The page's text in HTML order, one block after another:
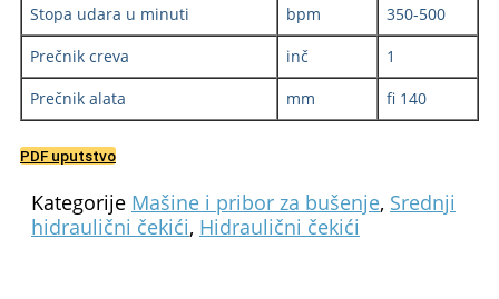
Stopa udara u minuti
bpm 350-500
Prečnik creva
inč
1
Prečnik alata
mm fi 140
PDF uputstvo
Kategorije Mašine i pribor za bušenje, Srednji
hidraulični čekići, Hidraulični čekići